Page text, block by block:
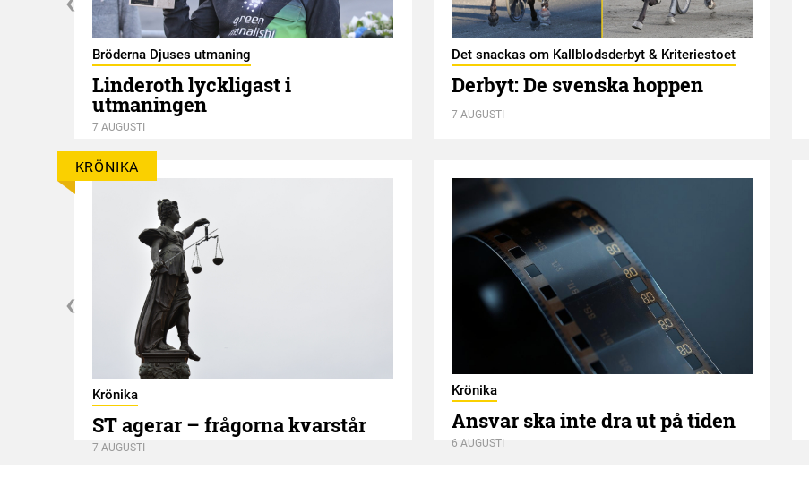
Bröderna Djuses utmaning
Linderoth lyckligast i
utmaningen
7 AUGUSTI
Det snackas om Kallblodsderbyt & Kriteriestoet
Derbyt: De svenska hoppen
7 AUGUSTI
KRÖNIKA
Krönika
ST agerar – frågorna kvarstår
7 AUGUSTI
Krönika
Ansvar ska inte dra ut på tiden
6 AUGUSTI